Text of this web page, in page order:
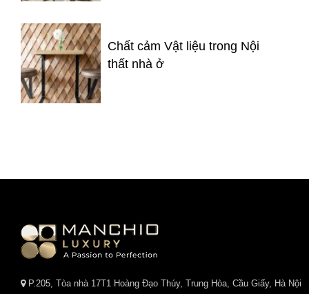
Chất cảm Vật liệu trong Nội
thất nhà ở
P.205, Tòa nhà 17T1 Hoàng Đạo Thúy, Trung Hòa, Cầu Giấy, Hà Nội